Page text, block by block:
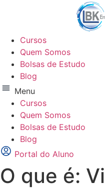
conteúdo
Cursos
Quem Somos
Bolsas de Estudo
Blog
Menu
Cursos
Quem Somos
Bolsas de Estudo
Blog
Portal do Aluno
O que é: